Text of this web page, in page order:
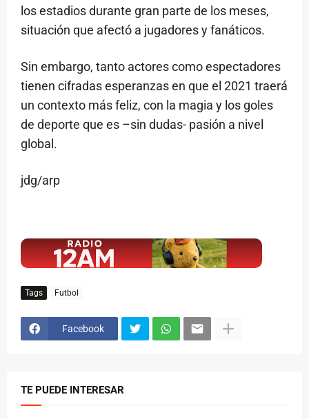
los estadios durante gran parte de los meses,
situación que afectó a jugadores y fanáticos.
Sin embargo, tanto actores como espectadores
tienen cifradas esperanzas en que el 2021 traerá
un contexto más feliz, con la magia y los goles
de deporte que es –sin dudas- pasión a nivel
global.
jdg/arp
Tags Futbol
Facebook
TE PUEDE INTERESAR